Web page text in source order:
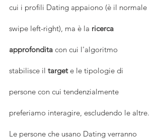
cui i profili Dating appaiono (è il normale
swipe left-right), ma è la ricerca
approfondita con cui l'algoritmo
stabilisce il target e le tipologie di
persone con cui tendenzialmente
preferiamo interagire, escludendo le altre.
Le persone che usano Dating verranno